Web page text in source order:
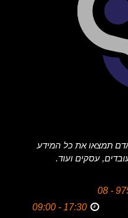
תמצאו את כל המידע
עסקים ועוד.
17:30 - 09:00